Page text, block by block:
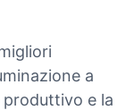
a
produttivo e la